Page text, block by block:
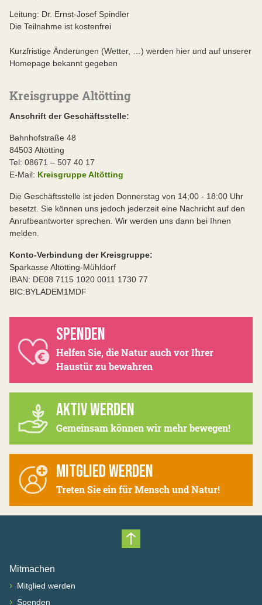
Leitung: Dr. Ernst-Josef Spindler
Die Teilnahme ist kostenfrei
Kurzfristige Änderungen (Wetter, …) werden hier und auf unserer
Homepage bekannt gegeben
Kreisgruppe Altötting
Anschrift der Geschäftsstelle:
Bahnhofstraße 48
84503 Altötting
Tel: 08671 – 507 40 17
E-Mail: Kreisgruppe Altötting
Die Geschäftsstelle ist jeden Donnerstag von 14;00 - 18:00 Uhr
besetzt. Sie können uns jedoch jederzeit eine Nachricht auf den
Anrufbeantworter sprechen. Wir werden uns dann bei Ihnen
melden.
Konto-Verbindung der Kreisgruppe:
Sparkasse Altötting-Mühldorf
IBAN: DE08 7115 1020 0011 1730 77
BIC:BYLADEM1MDF
SPENDEN
Helfen Sie, die Natur auch vor Ihrer
Haustür zu bewahren
AKTIV WERDEN
Gemeinsam können wir mehr bewegen!
MITGLIED WERDEN
Treten Sie ein für Mensch und Natur!
Nach oben scrollen
Mitmachen
› Mitglied werden
› Spenden